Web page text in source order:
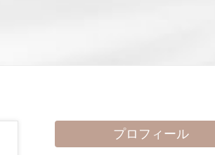
プロフィール